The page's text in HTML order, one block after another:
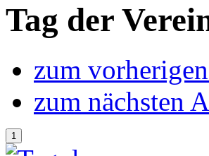
Tag der
zum
zum nächsten